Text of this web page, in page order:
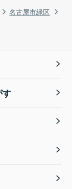
名古屋市緑区
す